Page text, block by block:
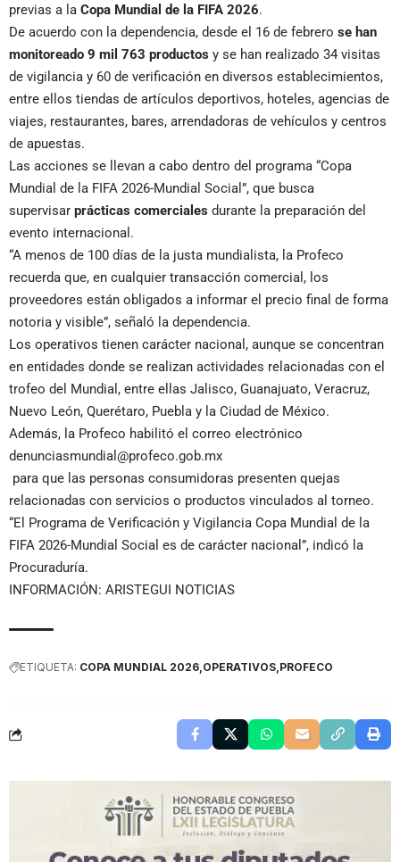
previas a la Copa Mundial de la FIFA 2026.
De acuerdo con la dependencia, desde el 16 de febrero se han
monitoreado 9 mil 763 productos y se han realizado 34 visitas
de vigilancia y 60 de verificación en diversos establecimientos,
entre ellos tiendas de artículos deportivos, hoteles, agencias de
viajes, restaurantes, bares, arrendadoras de vehículos y centros
de apuestas.
Las acciones se llevan a cabo dentro del programa “Copa
Mundial de la FIFA 2026-Mundial Social”, que busca
supervisar prácticas comerciales durante la preparación del
evento internacional.
“A menos de 100 días de la justa mundialista, la Profeco
recuerda que, en cualquier transacción comercial, los
proveedores están obligados a informar el precio final de forma
notoria y visible”, señaló la dependencia.
Los operativos tienen carácter nacional, aunque se concentran
en entidades donde se realizan actividades relacionadas con el
trofeo del Mundial, entre ellas Jalisco, Guanajuato, Veracruz,
Nuevo León, Querétaro, Puebla y la Ciudad de México.
Además, la Profeco habilitó el correo electrónico
denunciasmundial@profeco.gob.mx
para que las personas consumidoras presenten quejas
relacionadas con servicios o productos vinculados al torneo.
“El Programa de Verificación y Vigilancia Copa Mundial de la
FIFA 2026-Mundial Social es de carácter nacional”, indicó la
Procuraduría.
INFORMACIÓN: ARISTEGUI NOTICIAS
ETIQUETA: COPA MUNDIAL 2026 OPERATIVOS PROFECO